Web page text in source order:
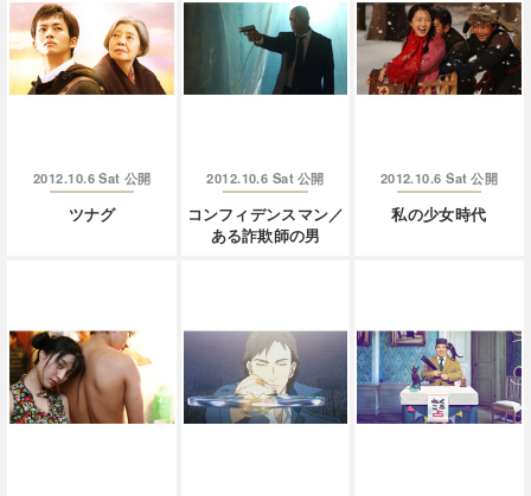
2012.10.6 Sat 公開
ツナグ
2012.10.6 Sat 公開
コンフィデンスマン／
ある詐欺師の男
2012.10.6 Sat 公開
私の少女時代